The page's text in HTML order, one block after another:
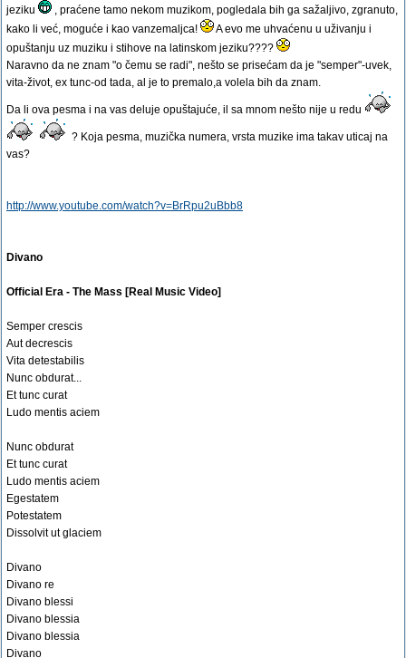
jeziku
, praćene tamo nekom muzikom, pogledala bih ga sažaljivo, zgranuto,
kako li već, moguće i kao vanzemaljca!
A evo me uhvaćenu u uživanju i
opuštanju uz muziku i stihove na latinskom jeziku????
Naravno da ne znam "o čemu se radi", nešto se prisećam da je "semper"-uvek,
vita-život, ex tunc-od tada, al je to premalo,a volela bih da znam.
Da li ova pesma i na vas deluje opuštajuće, il sa mnom nešto nije u redu
? Koja pesma, muzička numera, vrsta muzike ima takav uticaj na
vas?
http://www.youtube.com/watch?v=BrRpu2uBbb8
Divano
Official Era - The Mass [Real Music Video]
Semper crescis
Aut decrescis
Vita detestabilis
Nunc obdurat...
Et tunc curat
Ludo mentis aciem
Nunc obdurat
Et tunc curat
Ludo mentis aciem
Egestatem
Potestatem
Dissolvit ut glaciem
Divano
Divano re
Divano blessi
Divano blessia
Divano blessia
Divano